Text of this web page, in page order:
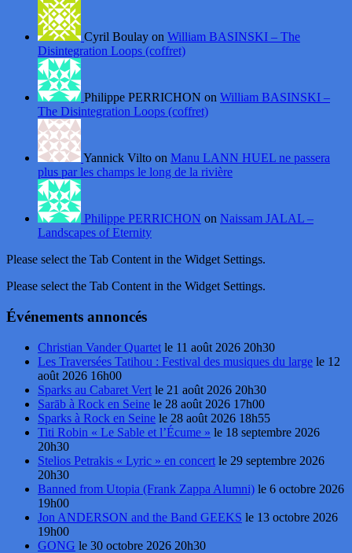
Cyril Boulay on William BASINSKI – The
Disintegration Loops (coffret)
Philippe PERRICHON on William BASINSKI –
The Disintegration Loops (coffret)
Yannick Vilto on Manu LANN HUEL ne passera
plus par les champs le long de la rivière
Philippe PERRICHON on Naissam JALAL –
Landscapes of Eternity
Please select the Tab Content in the Widget Settings.
Please select the Tab Content in the Widget Settings.
Événements annoncés
Christian Vander Quartet le 11 août 2026 20h30
Les Traversées Tatihou : Festival des musiques du large le 12
août 2026 16h00
Sparks au Cabaret Vert le 21 août 2026 20h30
Sarāb à Rock en Seine le 28 août 2026 17h00
Sparks à Rock en Seine le 28 août 2026 18h55
Titi Robin « Le Sable et l’Écume » le 18 septembre 2026
20h30
Stelios Petrakis « Lyric » en concert le 29 septembre 2026
20h30
Banned from Utopia (Frank Zappa Alumni) le 6 octobre 2026
19h00
Jon ANDERSON and the Band GEEKS le 13 octobre 2026
19h00
GONG le 30 octobre 2026 20h30